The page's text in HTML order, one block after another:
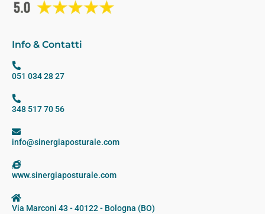
Info & Contatti
051 034 28 27
348 517 70 56
info@sinergiaposturale.com
www.sinergiaposturale.com
Via Marconi 43 - 40122 - Bologna (BO)